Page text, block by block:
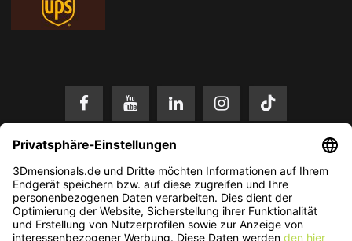
* Alle Preise in EUR inkl. gesetzl. Mehrwertsteuer zzgl. Versandkosten.
Änderungen und Irrtümer vorbehalten. Nur solange der Vorrat reicht.
© 2026 3Dmensionals / PONTIALIS GmbH & Co. KG - All Rights Reserved.​